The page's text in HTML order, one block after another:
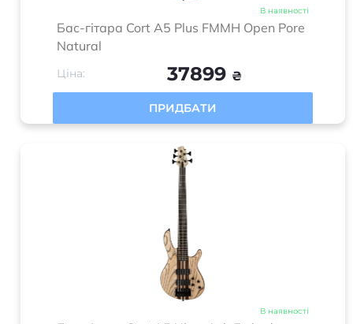
В наявності
Бас-гітара Cort A5 Plus FMMH Open Pore
Natural
Ціна: 37899 ₴
ПРИДБАТИ
В наявності